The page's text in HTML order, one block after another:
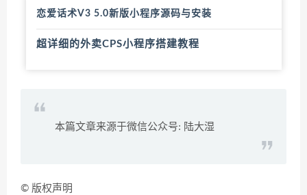
恋爱话术V3 5.0新版小程序源码与安装
超详细的外卖CPS小程序搭建教程
本篇文章来源于微信公众号: 陆大湿
© 版权声明